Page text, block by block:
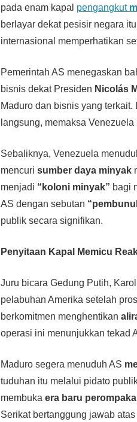
pada enam kapal pengangkut
berlayar dekat pesisir negara
internasional memperhatikan
Pemerintah AS menegaskan
bisnis dekat Presiden Nicolás
Maduro dan bisnis yang
langsung, memaksa
Sebaliknya, Venezuela
mencurisumber daya minyak
menjadi “koloni minyak” bagi
AS dengan sebutan
publik secara signifikan.
Penyitaan Kapal Memicu
Juru bicara Gedung Putih,
pelabuhan Amerika setelah
berkomitmen menghentikan
operasi ini menunjukkan tekad
Maduro segera menuduh AS
tuduhan itu melalui pidato
membukaera baru
Serikat bertanggung jawab